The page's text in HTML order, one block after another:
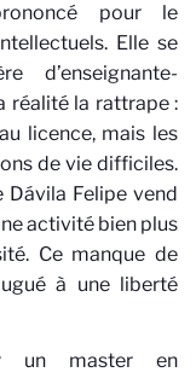
pour le
Elle se
d’enseignante-
réalité la rattrape :
licence, mais les
de vie difficiles.
Dávila Felipe vend
activité bien plus
Ce manque de
à une liberté
un master en